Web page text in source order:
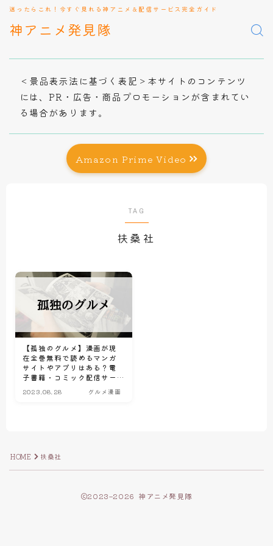
神アニメ発見隊
迷ったらこれ！今すぐ見れる神アニメ＆配信サービス完全ガイド
＜景品表示法に基づく表記＞本サイトのコンテンツ
には、PR・広告・商品プロモーションが含まれてい
る場合があります。
Amazon Prime Video
TAG
扶桑社
【孤独のグルメ】漫画が現
在全巻無料で読めるマンガ
サイトやアプリはある？電
子書籍・コミック配信サー
2023.08.28 グルメ漫画
HOME 扶桑社
2023–2026 神アニメ発見隊